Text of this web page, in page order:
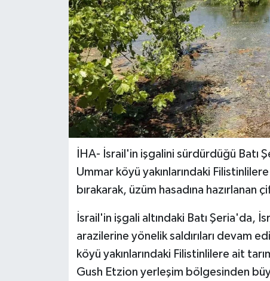
İHA- İsrail'in işgalini sürdürdüğü Batı
Ummar köyü yakınlarındaki
bırakarak, üzüm hasadına
İsrail'in işgali altındaki Batı Şeria'da,
arazilerine yönelik saldırıları devam
köyü yakınlarındaki Filistinlilere ait
Gush Etzion yerleşim bölgesinden
GÜNCEL